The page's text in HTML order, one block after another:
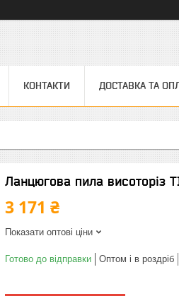
КОНТАКТИ ДОСТАВКА ТА
Ланцюгова пила висоторіз
3 171 ₴
Показати оптові ціни
Готово до відправки Оптом і в роздріб